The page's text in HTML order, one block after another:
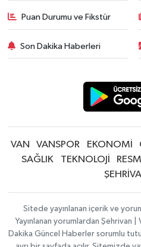
Puan Durumu ve Fikstür
Son Dakika Haberleri
VAN VANSPOR EKONOMİ
SAĞLIK
TEKNOLOJİ
Sitede yayınlanan içerik ve
Yayınlanan yorumlardan Şehrivan
Dakika Güncel Haberler sorumlu